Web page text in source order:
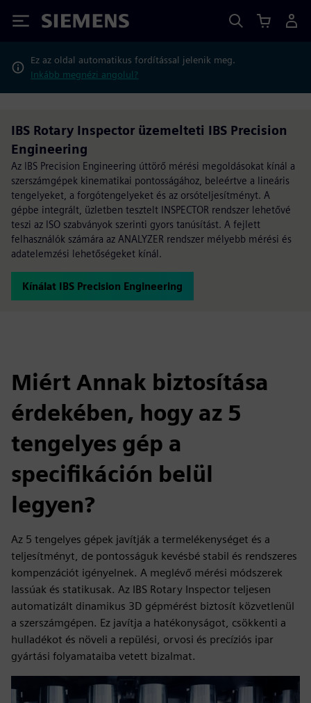
Siemens
Ez az oldal automatikus fordítással jelenik meg.
Inkább megnézi angolul?
IBS Rotary Inspector üzemelteti IBS Precision
Engineering
Az IBS Precision Engineering úttörő mérési megoldásokat kínál a
szerszámgépek kinematikai pontosságához, beleértve a lineáris
tengelyeket, a forgótengelyeket és az orsóteljesítményt. A
gépbe integrált, üzletben tesztelt INSPECTOR rendszer lehetővé
teszi az ISO szabványok szerinti gyors tanúsítást. A fejlett
felhasználók számára az ANALYZER rendszer mélyebb mérési és
adatelemzési lehetőségeket kínál.
Kínálat IBS Precision Engineering
Miért Annak biztosítása
érdekében, hogy az 5
tengelyes gép a
specifikáción belül
legyen?
Az 5 tengelyes gépek javítják a termelékenységet és a
teljesítményt, de pontosságuk kevésbé stabil és rendszeres
kompenzációt igényelnek. A meglévő mérési módszerek
lassúak és statikusak. Az IBS Rotary Inspector teljesen
automatizált dinamikus 3D gépmérést biztosít közvetlenül
a szerszámgépen. Ez javítja a hatékonyságot, csökkenti a
hulladékot és növeli a repülési, orvosi és precíziós ipar
gyártási folyamataiba vetett bizalmat.